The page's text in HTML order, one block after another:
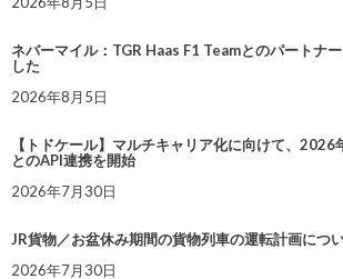
ネバーマイル：TGR Haas F1 Teamとのパートナ
した
2026年8月5日
【トドケール】マルチキャリア化に向けて、
とのAPI連携を開始
2026年7月30日
JR貨物／お盆休み期間の貨物列車の運転計画につ
2026年7月30日